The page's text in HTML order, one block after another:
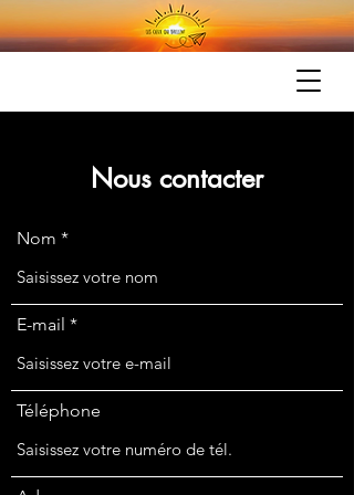
Nous contacter
Nom
E-mail
Téléphone